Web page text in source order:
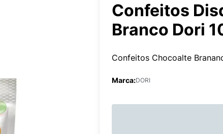
Confeitos
Branco Dori
Confeitos Chocoalte
Marca:DORI